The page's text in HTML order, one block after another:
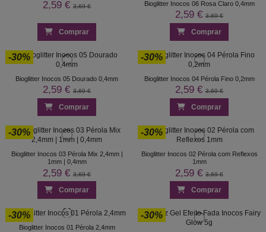
2,59 € 3,69 €
Comprar
Bioglitter Inocos 06 Rosa Claro 0,4mm
2,59 € 3,69 €
Comprar
-30%
Bioglitter Inocos 05 Dourado 0,4mm
2,59 € 3,69 €
Comprar
-30%
Bioglitter Inocos 04 Pérola Fino 0,2mm
2,59 € 3,69 €
Comprar
-30%
Bioglitter Inocos 03 Pérola Mix 2,4mm |
1mm | 0,4mm
2,59 € 3,69 €
Comprar
-30%
Bioglitter Inocos 02 Pérola com Reflexos
1mm
2,59 € 3,69 €
Comprar
-30%
Bioglitter Inocos 01 Pérola 2,4mm
-30%